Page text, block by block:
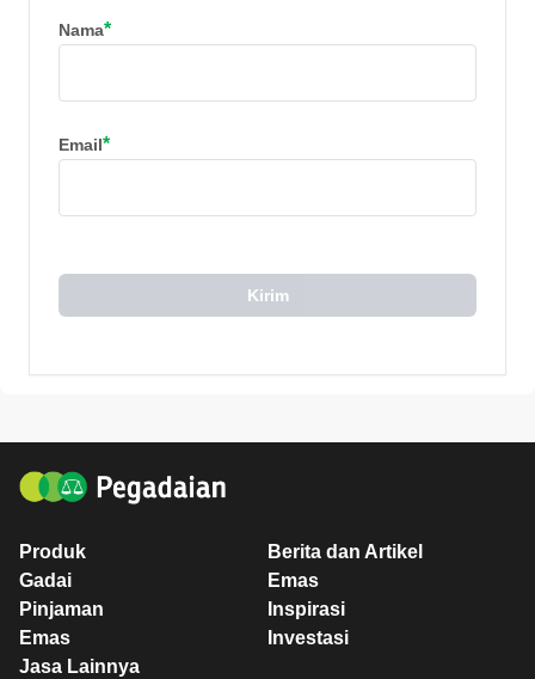
Nama*
Email*
Kirim
Produk
Gadai
Pinjaman
Emas
Jasa Lainnya
Berita dan Artikel
Emas
Inspirasi
Investasi